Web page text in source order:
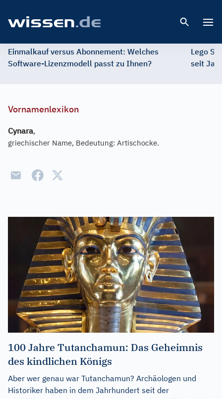
Einmalkauf versus Abonnement: Welches
Software-Lizenzmodell passt zu Ihnen?
Lego
seit
Vornamenlexikon
Cynara,
griechischer Name, Bedeutung: Artischocke.
100 Jahre Tutanchamun: Das Geheimnis
des kindlichen Königs
Aber wer genau war Tutanchamun? Archäologen und
Historiker haben in dem Jahrhundert seit der